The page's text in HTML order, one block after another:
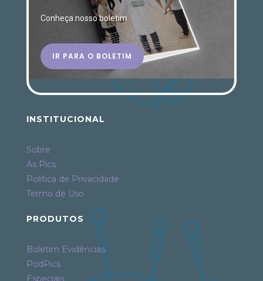
Conheça nosso boletim
IR PARA O BOLETIM
INSTITUCIONAL
Sobre
As Pics
Política de Privacidade
Termo de Uso
PRODUTOS
Boletim Evidências
PodPics
Especiais